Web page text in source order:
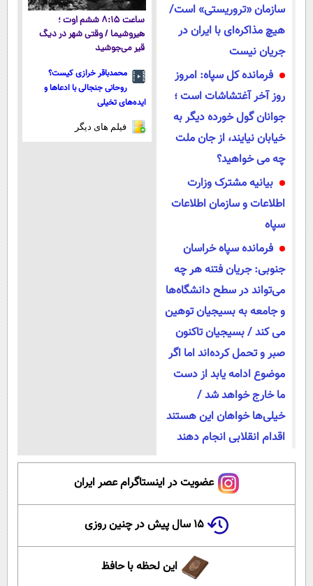
سازمان «تروریستی» است/
هیچ مذاکره‌ای با ایران در
جریان نیست
فرمانده کل سپاه: امروز
روز آخر آغتشاشات است ؛
جوانان گول خورده دیگر به
خیابان نیایند، از جان ملت
چه می خواهید؟
بیانیه مشترک وزارت
اطلاعات و سازمان اطلاعات
سپاه
فرمانده سپاه خراسان
جنوبی: جریان فتنه هر چه
می‌تواند در سطح دانشگاه‌ها
و جامعه به بسیجیان‌ توهین‌
می کند / بسیجیان تاکنون
صبر و تحمل کرده‌اند اما اگر
موضوع ادامه یابد از دست
ما خارج خواهد شد /
خیلی‌ها خواهان این هستند
اقدام انقلابی انجام دهند
ساعت ۸:۱۵ ششم اوت ؛
هیروشیما / وقتی شهر در دیگ
قیر می‌جوشید
محمدباقر خرازی کیست؟
روحانی جنجالی با ادعاها و
ایده‌های تخیلی
فیلم های دیگر
عضویت در اینستاگرام عصر ایران
۱۵ سال پیش در چنین روزی
این لحظه با حافظ